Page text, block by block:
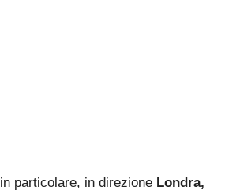
in particolare, in direzione Londra,